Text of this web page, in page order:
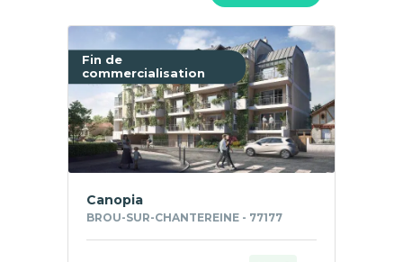
Fin de
commercialisation
Canopia
BROU-SUR-CHANTEREINE - 77177